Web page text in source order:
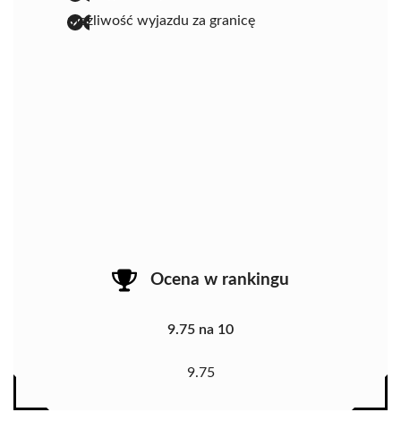
możliwość wyjazdu za granicę
Ocena w rankingu
9.75 na 10
9.75